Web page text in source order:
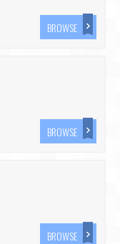
BROWSE
BROWSE
BROWSE